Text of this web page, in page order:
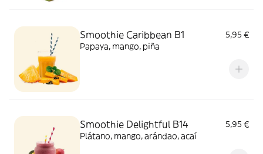
Smoothie Caribbean B1
5,95 €
Papaya, mango, piña
Smoothie Delightful B14
5,95 €
Plátano, mango, arándao, acaí